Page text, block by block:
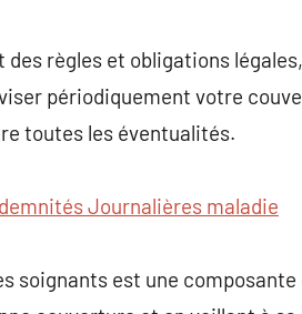
règles et obligations
périodiquement votre
toutes les éventualités.
Journalières maladie
soignants est une